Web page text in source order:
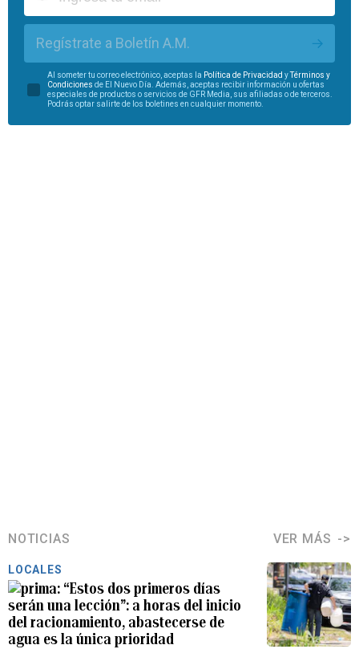
Regístrate a Boletín A.M.
Al someter tu correo electrónico, aceptas la Política de Privacidad yTérminos y
Condiciones de El Nuevo Día. Además, aceptas recibir información u ofertas
especiales de productos o servicios de GFR Media, sus afiliadas o de terceros.
Podrás optar salirte de los boletines en cualquier momento.
NOTICIAS VER MÁS
LOCALES
“Estos dos primeros días
serán una lección”: a horas del inicio
del racionamiento, abastecerse de
agua es la única prioridad